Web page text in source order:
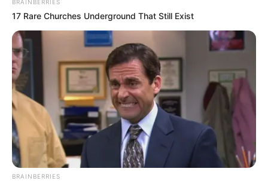
BRAINBERRIES
17 Rare Churches Underground That Still Exist
BRAINBERRIES